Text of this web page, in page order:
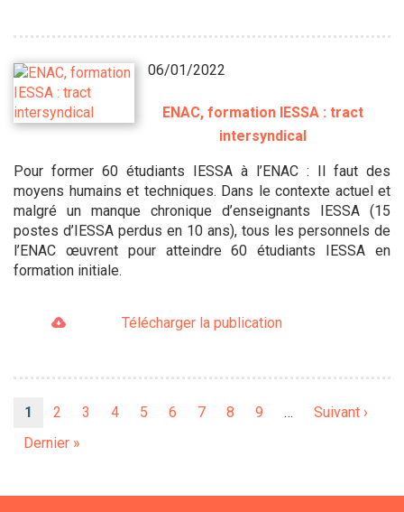
06/01/2022
ENAC, formation IESSA : tract
intersyndical
Pour former 60 étudiants IESSA à l’ENAC : Il faut des
moyens humains et techniques. Dans le contexte actuel et
malgré un manque chronique d’enseignants IESSA (15
postes d’IESSA perdus en 10 ans), tous les personnels de
l’ENAC œuvrent pour atteindre 60 étudiants IESSA en
formation initiale.
Télécharger la publication
Page
1 Page
2 Page
3 Page
4 Page
5 Page
6 Page
7 Page
8 Page
9 …
Page
Suivant ›
Dernière
Dernier »